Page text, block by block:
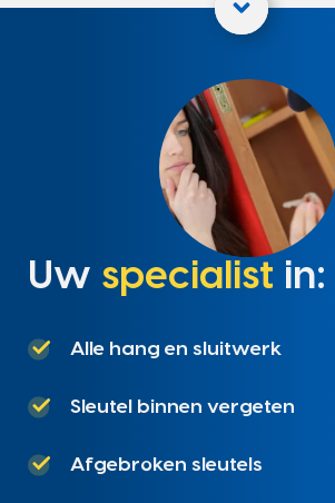
Uw specialist in:
Alle hang en sluitwerk
Sleutel binnen vergeten
Afgebroken sleutels